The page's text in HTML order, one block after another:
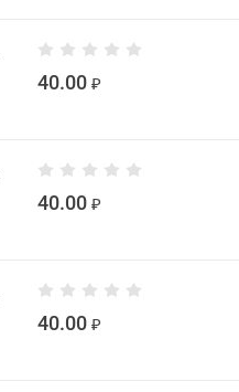
40.00 ₽
40.00 ₽
40.00 ₽